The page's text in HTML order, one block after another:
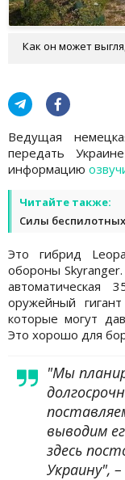
Как он может
Ведущая
передать
информацию
Читайте также:
Силы
Это гибрид
обороны
автоматическая
оружейный
которые могут
Это хорошо для
"Мы
выводим
здесь
Украину",